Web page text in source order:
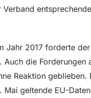
Jahr 2017 forderte
die
Reaktion
geltende EU-